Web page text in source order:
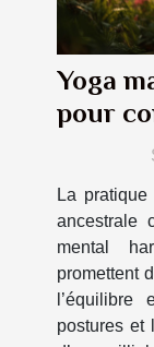
Yoga
pour
du bon
La
ancestrale
mental
promettent
postures et